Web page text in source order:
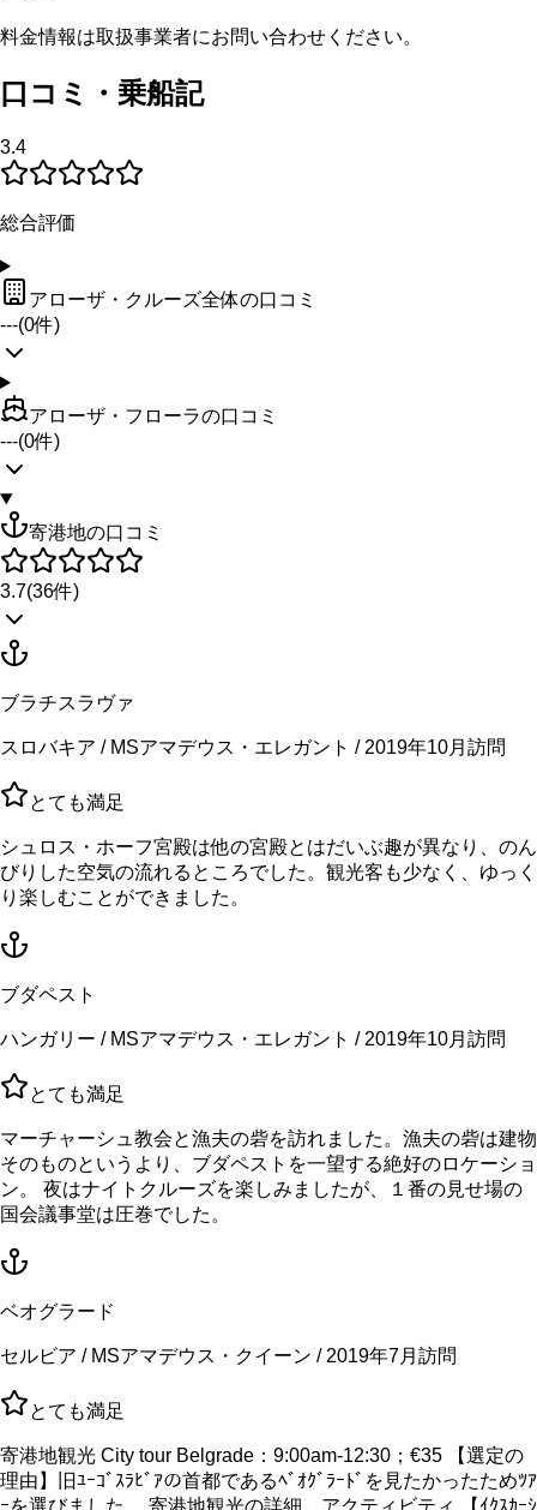
料金情報は取扱事業者にお問い合わせください。
口コミ・乗船記
3.4
総合評価
アローザ・クルーズ全体の口コミ
---(0件)
アローザ・フローラの口コミ
---(0件)
寄港地の口コミ
3.7(36件)
ブラチスラヴァ
スロバキア / MSアマデウス・エレガント / 2019年10月訪問
とても満足
シュロス・ホーフ宮殿は他の宮殿とはだいぶ趣が異なり、のん
びりした空気の流れるところでした。観光客も少なく、ゆっく
り楽しむことができました。
ブダペスト
ハンガリー / MSアマデウス・エレガント / 2019年10月訪問
とても満足
マーチャーシュ教会と漁夫の砦を訪れました。漁夫の砦は建物
そのものというより、ブダペストを一望する絶好のロケーショ
ン。 夜はナイトクルーズを楽しみましたが、１番の見せ場の
国会議事堂は圧巻でした。
ベオグラード
セルビア / MSアマデウス・クイーン / 2019年7月訪問
とても満足
寄港地観光 City tour Belgrade：9:00am-12:30；€35 【選定の
理由】旧ﾕｰｺﾞｽﾗﾋﾞｱの首都であるﾍﾞｵｸﾞﾗｰﾄﾞを見たかったためﾂｱ
ｰを選びました。 寄港地観光の詳細、アクティビティ 【ｲｸｽｶｰｼ